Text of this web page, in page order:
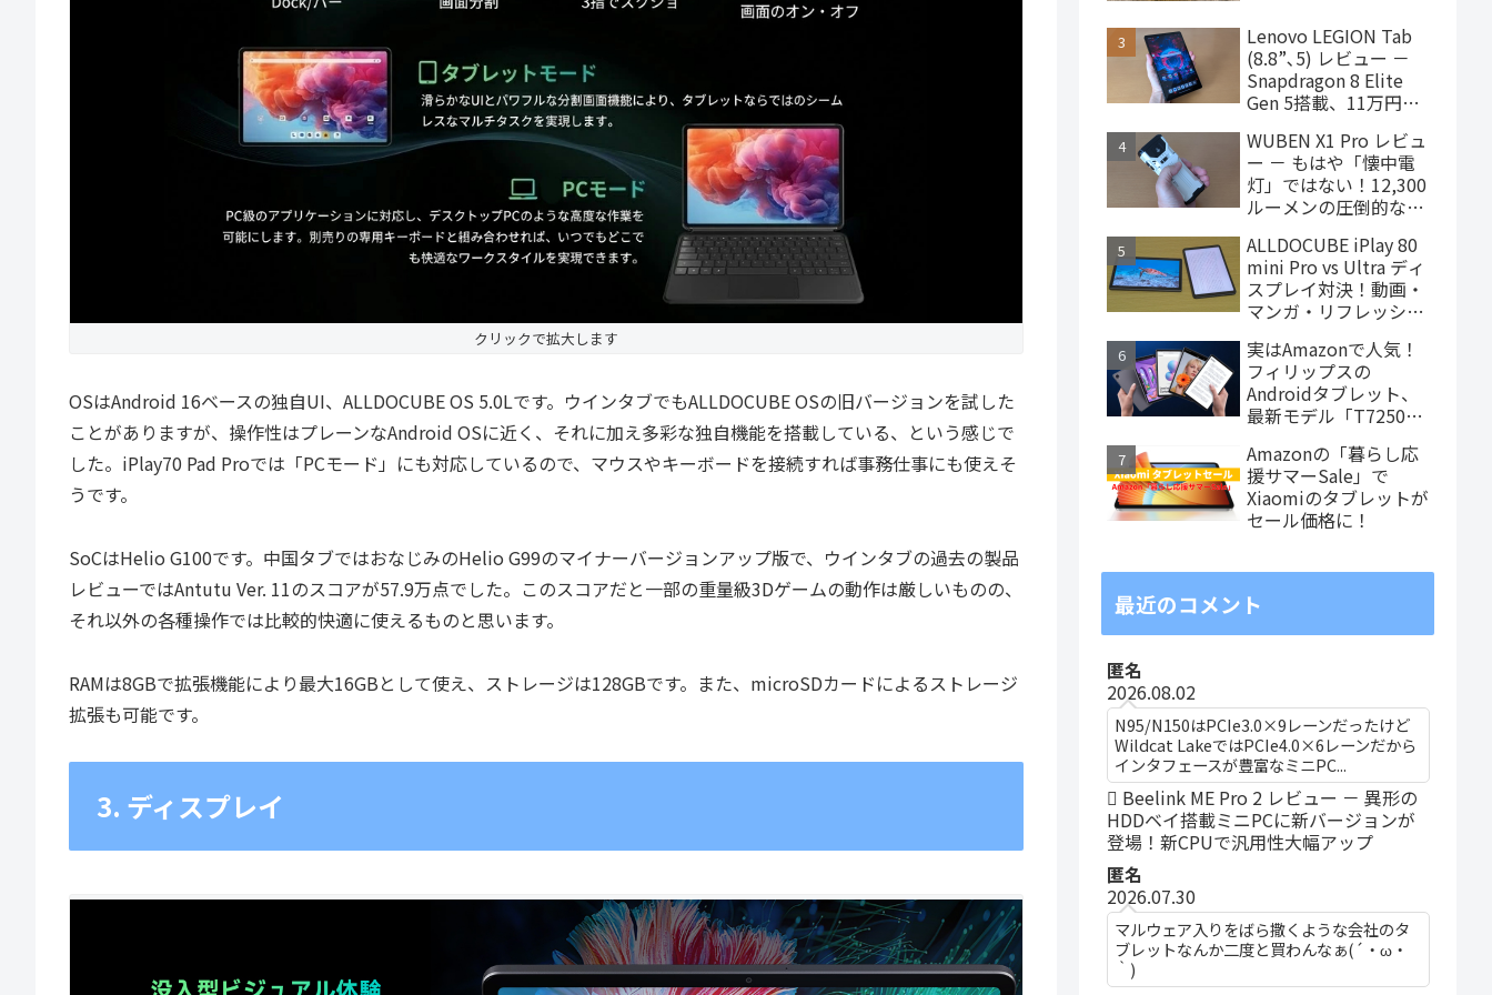
クリックで拡大します
OSはAndroid 16ベースの独自UI、ALLDOCUBE OS 5.0Lです。ウインタブでもALLDOCUBE OSの旧バージョンを試した
ことがありますが、操作性はプレーンなAndroid OSに近く、それに加え多彩な独自機能を搭載している、という感じで
した。iPlay70 Pad Proでは「PCモード」にも対応しているので、マウスやキーボードを接続すれば事務仕事にも使えそ
うです。
SoCはHelio G100です。中国タブではおなじみのHelio G99のマイナーバージョンアップ版で、ウインタブの過去の製品
レビューではAntutu Ver. 11のスコアが57.9万点でした。このスコアだと一部の重量級3Dゲームの動作は厳しいものの、
それ以外の各種操作では比較的快適に使えるものと思います。
RAMは8GBで拡張機能により最大16GBとして使え、ストレージは128GBです。また、microSDカードによるストレージ
拡張も可能です。
3. ディスプレイ
4,000円台で購入でき
ます
Lenovo LEGION Tab
(8.8”､5) レビュー －
Snapdragon 8 Elite
Gen 5搭載、11万円台
ゲーミングタブレット
WUBEN X1 Pro レビュ
ー － もはや「懐中電
灯」ではない！12,300
ルーメンの圧倒的な輝
LEDライト
ALLDOCUBE iPlay 80
mini Pro vs Ultra ディ
スプレイ対決！動画・
マンガ・リフレッシュ
実はAmazonで人気！
フィリップスの
Androidタブレット、
最新モデル「T7250」
Amazonの「暮らし応
援サマーSale」で
Xiaomiのタブレットが
セール価格に！
最近のコメント
匿名
2026.08.02
N95/N150はPCIe3.0×9レーンだったけど
Wildcat LakeではPCIe4.0×6レーンだから
インタフェースが豊富なミニPC...
Beelink ME Pro 2 レビュー － 異形の
HDDベイ搭載ミニPCに新バージョンが
登場！新CPUで汎用性大幅アップ
匿名
2026.07.30
マルウェア入りをばら撒くような会社のタ
ブレットなんか二度と買わんなぁ(´・ω・
｀)